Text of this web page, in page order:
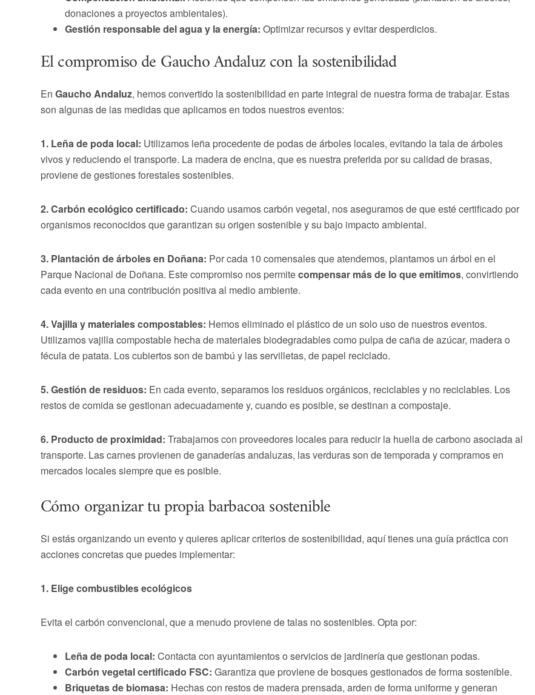
donaciones a proyectos ambientales).
Gestión responsable del agua y la energía: Optimizar recursos y evitar desperdicios.
El compromiso de Gaucho Andaluz con la sostenibilidad
En Gaucho Andaluz, hemos convertido la sostenibilidad en parte integral de nuestra forma de trabajar. Estas
son algunas de las medidas que aplicamos en todos nuestros eventos:
1. Leña de poda local: Utilizamos leña procedente de podas de árboles locales, evitando la tala de árboles
vivos y reduciendo el transporte. La madera de encina, que es nuestra preferida por su calidad de brasas,
proviene de gestiones forestales sostenibles.
2. Carbón ecológico certificado: Cuando usamos carbón vegetal, nos aseguramos de que esté certificado por
organismos reconocidos que garantizan su origen sostenible y su bajo impacto ambiental.
3. Plantación de árboles en Doñana: Por cada 10 comensales que atendemos, plantamos un árbol en el
Parque Nacional de Doñana. Este compromiso nos permitecompensar más de lo que emitimos, convirtiendo
cada evento en una contribución positiva al medio ambiente.
4. Vajilla y materiales compostables: Hemos eliminado el plástico de un solo uso de nuestros eventos.
Utilizamos vajilla compostable hecha de materiales biodegradables como pulpa de caña de azúcar, madera o
fécula de patata. Los cubiertos son de bambú y las servilletas, de papel reciclado.
5. Gestión de residuos: En cada evento, separamos los residuos orgánicos, reciclables y no reciclables. Los
restos de comida se gestionan adecuadamente y, cuando es posible, se destinan a compostaje.
6. Producto de proximidad: Trabajamos con proveedores locales para reducir la huella de carbono asociada al
transporte. Las carnes provienen de ganaderías andaluzas, las verduras son de temporada y compramos en
mercados locales siempre que es posible.
Cómo organizar tu propia barbacoa sostenible
Si estás organizando un evento y quieres aplicar criterios de sostenibilidad, aquí tienes una guía práctica con
acciones concretas que puedes implementar:
1. Elige combustibles ecológicos
Evita el carbón convencional, que a menudo proviene de talas no sostenibles. Opta por:
Leña de poda local: Contacta con ayuntamientos o servicios de jardinería que gestionan podas.
Carbón vegetal certificado FSC: Garantiza que proviene de bosques gestionados de forma sostenible.
Briquetas de biomasa: Hechas con restos de madera prensada, arden de forma uniforme y generan